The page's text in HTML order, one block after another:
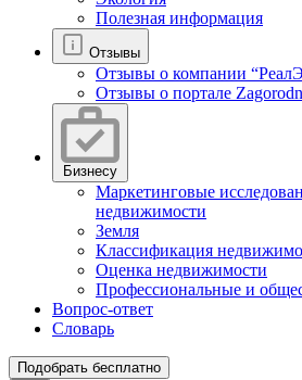
Полезная информация
Отзывы
Отзывы о компании
Отзывы о портале
Бизнесу
Маркетинговые
недвижимости
Земля
Классификация
Оценка недвижимости
Профессиональные и
Вопрос-ответ
Словарь
Подобрать бесплатно